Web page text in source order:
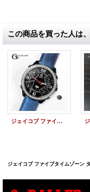
この商品を買った人は
ジェイコブ ファイブタイムゾーン 電池交換
ジェイコブ ファイブタイムゾーン